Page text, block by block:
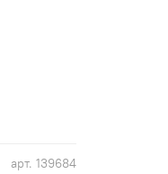
арт. 139684